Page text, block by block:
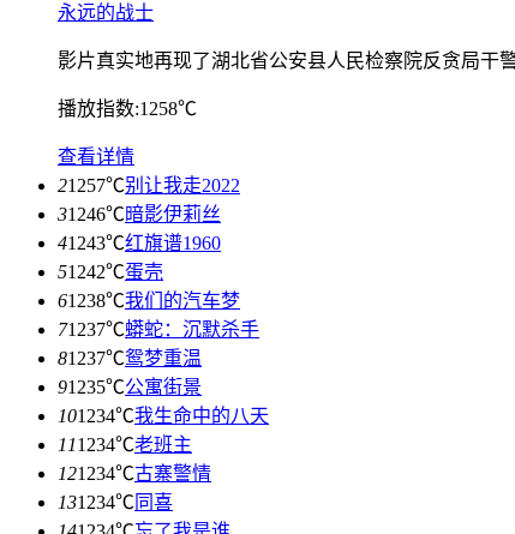
永远的战士
影片真实地再现了湖北省公安县人民检察院反贪局干
播放指数:1258℃
查看详情
21257℃别让我走2022
31246℃暗影伊莉丝
41243℃红旗谱1960
51242℃蛋壳
61238℃我们的汽车梦
71237℃蟒蛇：沉默杀手
81237℃鸳梦重温
91235℃公寓街景
101234℃我生命中的八天
111234℃老班主
121234℃古寨警情
131234℃同喜